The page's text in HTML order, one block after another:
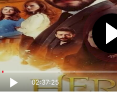
02:37:25